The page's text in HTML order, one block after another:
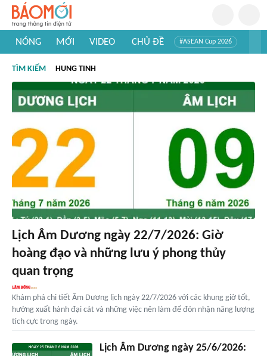
NÓNG MỚI VIDEO CHỦ ĐỀ #ASEAN Cup 2026
#Khám phá Việt Nam
TÌM KIẾM HUNG TINH
Lịch Âm Dương ngày 22/7/2026: Giờ
hoàng đạo và những lưu ý phong thủy
quan trọng
Khám phá chi tiết Âm Dương lịch ngày 22/7/2026 với các khung giờ tốt,
hướng xuất hành đại cát và những việc nên làm để đón nhận năng lượng
tích cực trong ngày.
Lịch Âm Dương ngày 25/6/2026: